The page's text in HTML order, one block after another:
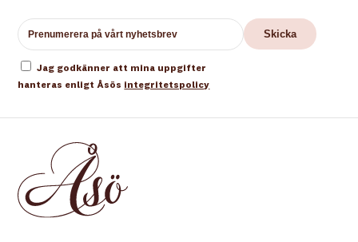
Jag godkänner att mina uppgifter
hanteras enligt Åsös integritetspolicy